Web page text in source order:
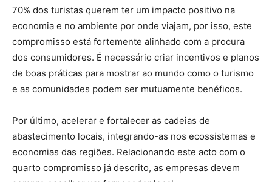
70% dos turistas querem ter um impacto positivo na
economia e no ambiente por onde viajam, por isso, este
compromisso está fortemente alinhado com a procura
dos consumidores. É necessário criar incentivos e planos
de boas práticas para mostrar ao mundo como o turismo
e as comunidades podem ser mutuamente benéficos.
Por último, acelerar e fortalecer as cadeias de
abastecimento locais, integrando-as nos ecossistemas e
economias das regiões. Relacionando este acto com o
quarto compromisso já descrito, as empresas devem